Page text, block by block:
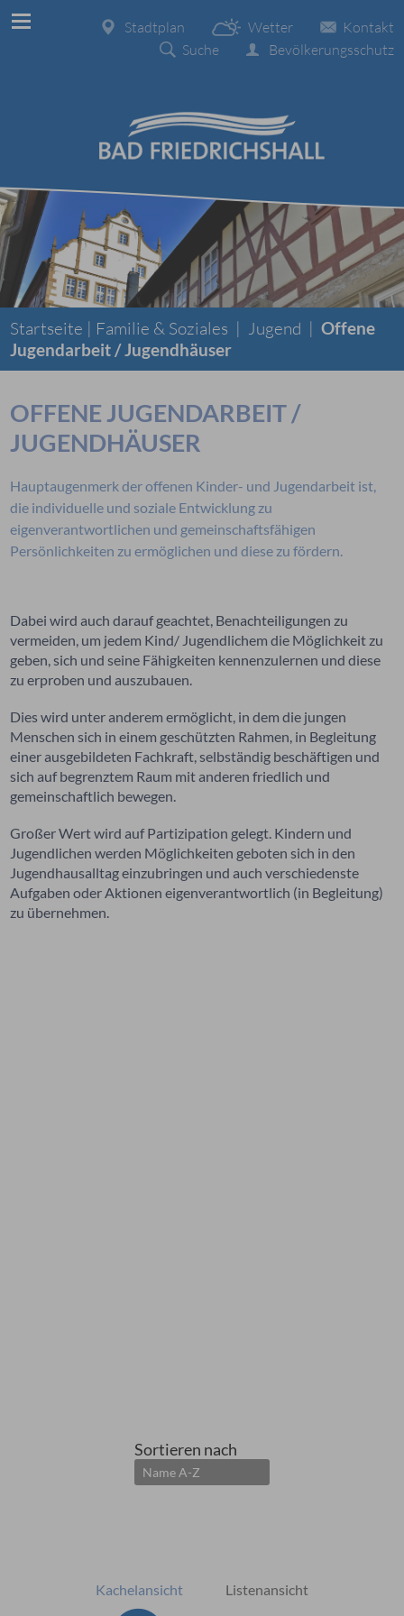
Kontakt
Wetter
Stadtplan
Bevölkerungsschutz
Suche
Startseite | Familie & Soziales | Jugend |Offene
Jugendarbeit / Jugendhäuser
OFFENE JUGENDARBEIT /
JUGENDHÄUSER
Hauptaugenmerk der offenen Kinder- und Jugendarbeit ist,
die individuelle und soziale Entwicklung zu
eigenverantwortlichen und gemeinschaftsfähigen
Persönlichkeiten zu ermöglichen und diese zu fördern.
Dabei wird auch darauf geachtet, Benachteiligungen zu
vermeiden, um jedem Kind/ Jugendlichem die Möglichkeit zu
geben, sich und seine Fähigkeiten kennenzulernen und diese
zu erproben und auszubauen.
Dies wird unter anderem ermöglicht, in dem die jungen
Menschen sich in einem geschützten Rahmen, in Begleitung
einer ausgebildeten Fachkraft, selbständig beschäftigen und
sich auf begrenztem Raum mit anderen friedlich und
gemeinschaftlich bewegen.
Großer Wert wird auf Partizipation gelegt. Kindern und
Jugendlichen werden Möglichkeiten geboten sich in den
Jugendhausalltag einzubringen und auch verschiedenste
Aufgaben oder Aktionen eigenverantwortlich (in Begleitung)
zu übernehmen.
Sortieren nach
Listenansicht
Kachelansicht